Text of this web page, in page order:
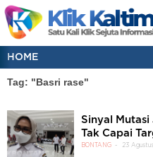
HOME
Tag: "Basri rase"
Sinyal Mutasi
Tak Capai
BONTANG 23